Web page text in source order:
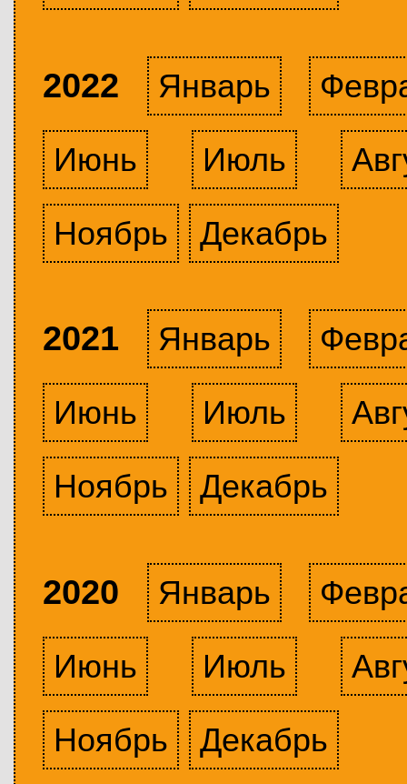
2022 Январь
Июнь
Июль
Ноябрь
Декабрь
2021 Январь
Июнь
Июль
Ноябрь
Декабрь
2020 Январь
Июнь
Июль
Ноябрь
Декабрь